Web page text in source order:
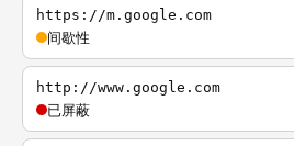
https://m.google.com
间歇性
http://www.google.com
已屏蔽